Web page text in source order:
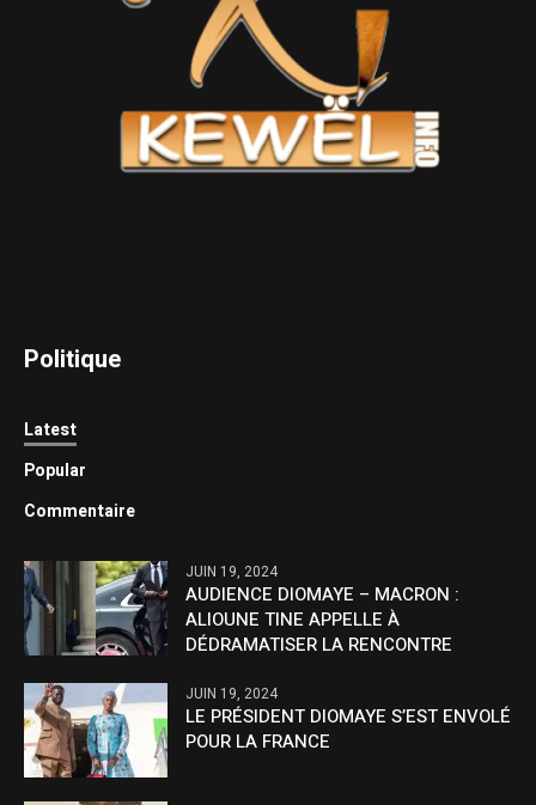
Politique
Latest
Popular
Commentaire
JUIN 19, 2024
AUDIENCE DIOMAYE – MACRON :
ALIOUNE TINE APPELLE À
DÉDRAMATISER LA RENCONTRE
JUIN 19, 2024
LE PRÉSIDENT DIOMAYE S’EST ENVOLÉ
POUR LA FRANCE